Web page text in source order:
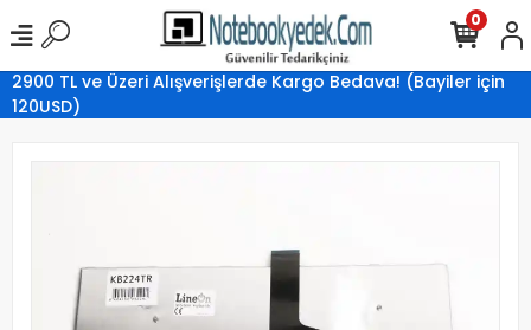
2900 TL ve Üzeri Alışverişlerde Kargo Bedava! (Bayiler için
120USD)
0